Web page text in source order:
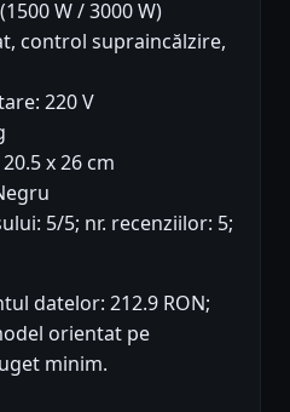
W / 3000 W)
control supraincălzire,
220 V
x 26 cm
5/5; nr. recenziilor: 5;
datelor: 212.9 RON;
orientat pe
minim.